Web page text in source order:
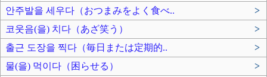
안주발을 세우다（おつまみをよく食べ..
>
코웃음(을) 치다（あざ笑う）
>
출근 도장을 찍다（毎日または定期的..
>
물(을) 먹이다（困らせる）
>